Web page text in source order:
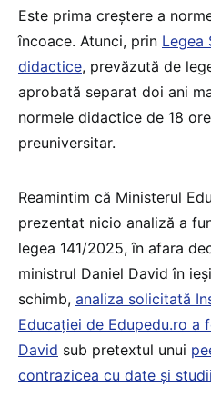
Este prima creștere a
încoace. Atunci, prin Legea
didactice, prevăzută de
aprobată separat doi ani
normele didactice de 18
preuniversitar.
Reamintim că Ministerul
prezentat nicio analiză a
legea 141/2025, în afara
ministrul Daniel David în
schimb, analiza solicitată
Educației de Edupedu.ro a
David sub pretextul unui
contrazicea cu date și